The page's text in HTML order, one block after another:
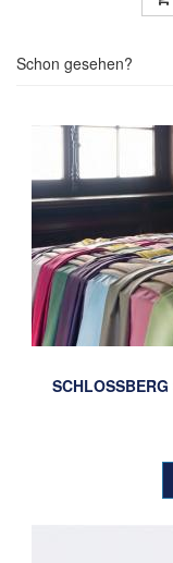
Schon gesehen?